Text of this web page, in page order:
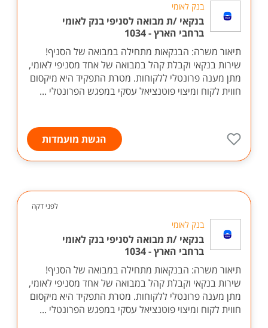
בנק לאומי
בנקאי /ת מבואה לסניפי בנק לאומי
ברחבי הארץ - 1034
תיאור משרה: הבנקאות מתחילה במבואה של הסניף!
שירות בנקאי וקבלת קהל במבואה של אחד מסניפי לאומי,
מתן מענה פרונטלי ללקוחות. מטרת התפקיד היא מיקסום
חווית לקוח ומיצוי פוטנציאל עסקי במפגש הפרונטלי ...
הגשת מועמדות
לפני דקה
בנק לאומי
בנקאי /ת מבואה לסניפי בנק לאומי
ברחבי הארץ - 1034
תיאור משרה: הבנקאות מתחילה במבואה של הסניף!
שירות בנקאי וקבלת קהל במבואה של אחד מסניפי לאומי,
מתן מענה פרונטלי ללקוחות. מטרת התפקיד היא מיקסום
חווית לקוח ומיצוי פוטנציאל עסקי במפגש הפרונטלי ...